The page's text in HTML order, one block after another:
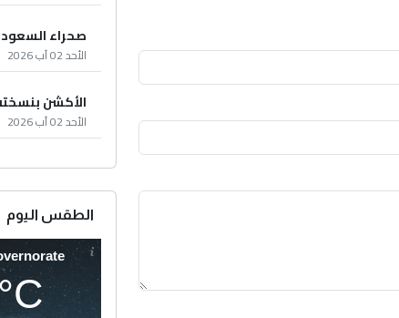
صحراء
الأحد 02 آب 2026
الأكشن
الأحد 02 آب 2026
الطقس اليوم